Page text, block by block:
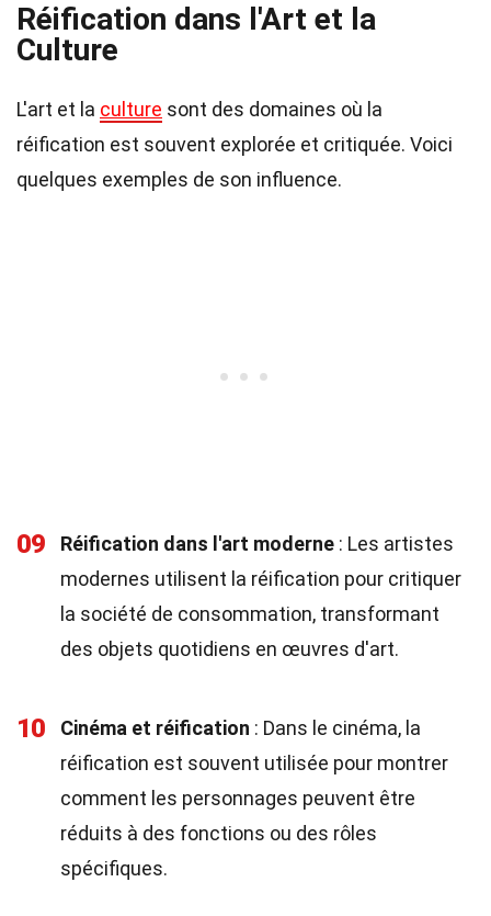
Réification dans l'Art et la
Culture
L'art et la culture sont des domaines où la
réification est souvent explorée et critiquée. Voici
quelques exemples de son influence.
09 Réification dans l'art moderne : Les artistes
modernes utilisent la réification pour critiquer
la société de consommation, transformant
des objets quotidiens en œuvres d'art.
10 Cinéma et réification : Dans le cinéma, la
réification est souvent utilisée pour montrer
comment les personnages peuvent être
réduits à des fonctions ou des rôles
spécifiques.